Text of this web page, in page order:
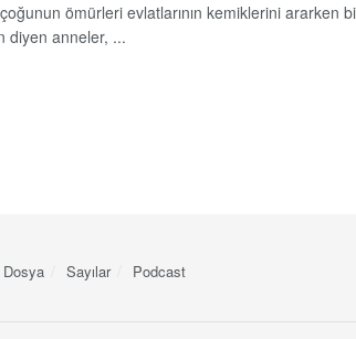
ömürleri evlatlarının kemiklerini ararken
diyen anneler, ...
Dosya Sayılar Podcast